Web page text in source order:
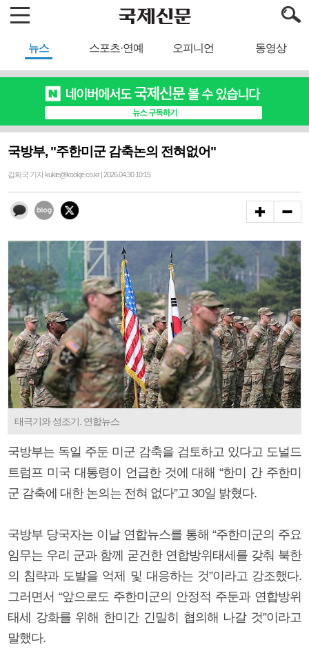
뉴스 스포츠·연예 오피니언 동영상
국방부, "주한미군 감축논의 전혀없어"
김희국 기자 kukie@kookje.co.kr | 2026.04.30 10:15
태극기와 성조기. 연합뉴스
국방부는 독일 주둔 미군 감축을 검토하고 있다고 도널드
트럼프 미국 대통령이 언급한 것에 대해 “한미 간 주한미
군 감축에 대한 논의는 전혀 없다”고 30일 밝혔다.
국방부 당국자는 이날 연합뉴스를 통해 “주한미군의 주요
임무는 우리 군과 함께 굳건한 연합방위태세를 갖춰 북한
의 침략과 도발을 억제 및 대응하는 것”이라고 강조했다.
그러면서 “앞으로도 주한미군의 안정적 주둔과 연합방위
태세 강화를 위해 한미간 긴밀히 협의해 나갈 것”이라고
말했다.